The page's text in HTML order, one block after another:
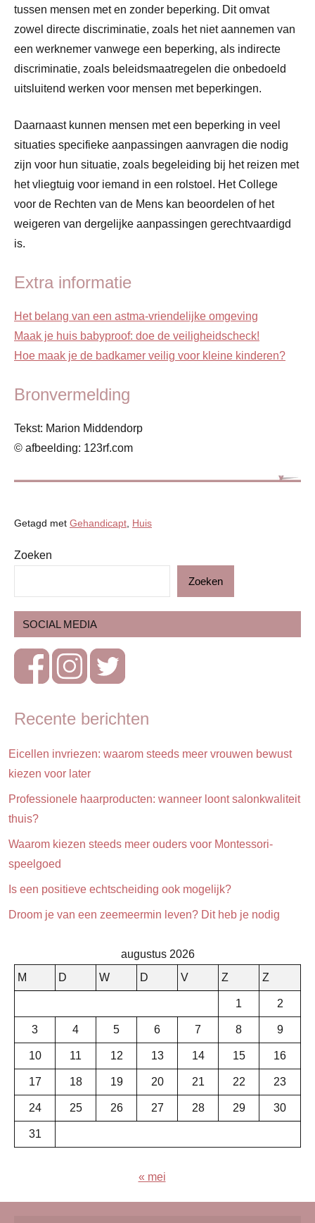
tussen mensen met en zonder beperking. Dit omvat
zowel directe discriminatie, zoals het niet aannemen van
een werknemer vanwege een beperking, als indirecte
discriminatie, zoals beleidsmaatregelen die onbedoeld
uitsluitend werken voor mensen met beperkingen​​.
Daarnaast kunnen mensen met een beperking in veel
situaties specifieke aanpassingen aanvragen die nodig
zijn voor hun situatie, zoals begeleiding bij het reizen met
het vliegtuig voor iemand in een rolstoel. Het College
voor de Rechten van de Mens kan beoordelen of het
weigeren van dergelijke aanpassingen gerechtvaardigd
is​​.
Extra informatie
Het belang van een astma-vriendelijke omgeving
Maak je huis babyproof: doe de veiligheidscheck!
Hoe maak je de badkamer veilig voor kleine kinderen?
Bronvermelding
Tekst: Marion Middendorp
© afbeelding: 123rf.com
Getagd met Gehandicapt Huis
Blog
Huis &
huishouden
Huis &
interieur
Opvoeding
ouderschap
Zoeken
Zoeken
SOCIAL MEDIA
Recente berichten
Eicellen invriezen: waarom steeds meer vrouwen bewust
kiezen voor later
Professionele haarproducten: wanneer loont salonkwaliteit
thuis?
Waarom kiezen steeds meer ouders voor Montessori-
speelgoed
Is een positieve echtscheiding ook mogelijk?
Droom je van een zeemeermin leven? Dit heb je nodig
augustus 2026
M
D W D V Z Z
1 2
3 4 5 6 7 8 9
10 11 12 13 14 15 16
17 18 19 20 21 22 23
24 25 26 27 28 29 30
31
« mei